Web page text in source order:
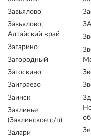
Завьялово
Завьялово,
Алтайский край
Загарино
Загородный
Загоскино
Заиграево
Заинск
Заклинье
(Заклинское с/п)
Залари